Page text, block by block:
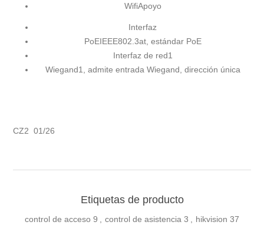
WifiApoyo
Interfaz
PoEIEEE802.3at, estándar PoE
Interfaz de red1
Wiegand1, admite entrada Wiegand, dirección única
CZ2 01/26
Etiquetas de producto
control de acceso 9 , control de asistencia 3 , hikvision 37